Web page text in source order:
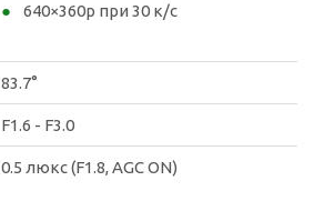
640×360p при 30 к/с
83.7°
F1.6 - F3.0
0.5 люкс (F1.8, AGC ON)